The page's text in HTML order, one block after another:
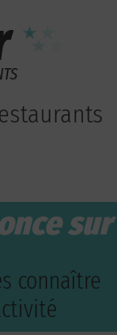
sur
connaître